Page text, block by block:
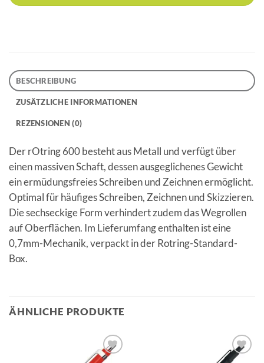
BESCHREIBUNG
ZUSÄTZLICHE INFORMATIONEN
REZENSIONEN (0)
Der rOtring 600 besteht aus Metall und verfügt über
einen massiven Schaft, dessen ausgeglichenes Gewicht
ein ermüdungsfreies Schreiben und Zeichnen ermöglicht.
Optimal für häufiges Schreiben, Zeichnen und Skizzieren.
Die sechseckige Form verhindert zudem das Wegrollen
auf Oberflächen. Im Lieferumfang enthalten ist eine
0,7mm-Mechanik, verpackt in der Rotring-Standard-
Box.
ÄHNLICHE PRODUKTE